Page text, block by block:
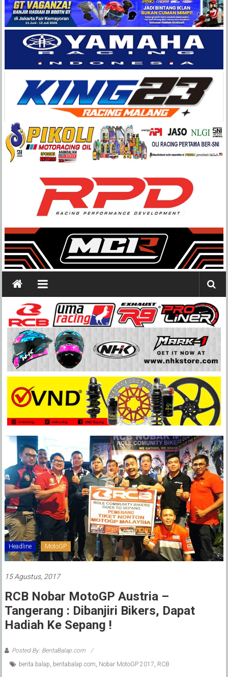
Balap
Paling
Lengkap
Headline MotoGP
15 Agustus, 2017
RCB Nobar MotoGP Austria –
Tangerang : Dibanjiri Bikers, Dapat
Hadiah Ke Sepang !
Posted By: BeritaBalap.com
berita balap, beritabalap.com, Nobar MotoGP 2017, RCB